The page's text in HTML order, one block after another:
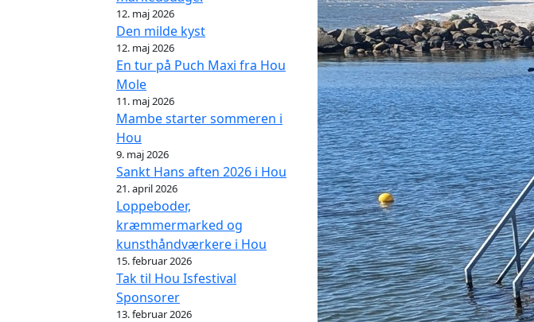
12. maj 2026
Den milde kyst
12. maj 2026
En tur på Puch Maxi fra Hou
Mole
11. maj 2026
Mambe starter sommeren i
Hou
9. maj 2026
Sankt Hans aften 2026 i Hou
21. april 2026
Loppeboder,
kræmmermarked og
kunsthåndværkere i Hou
15. februar 2026
Tak til Hou Isfestival
Sponsorer
13. februar 2026